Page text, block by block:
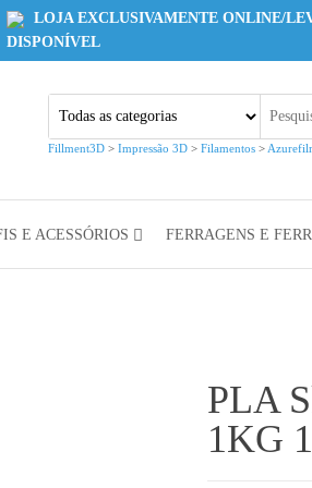
LOJA EXCLUSIVAMENTE ONLINE/
DISPONÍVEL
Fillment3D > Impressão 3D > Filamentos >
E ACESSÓRIOS FERRAGENS E
PLA
1KG